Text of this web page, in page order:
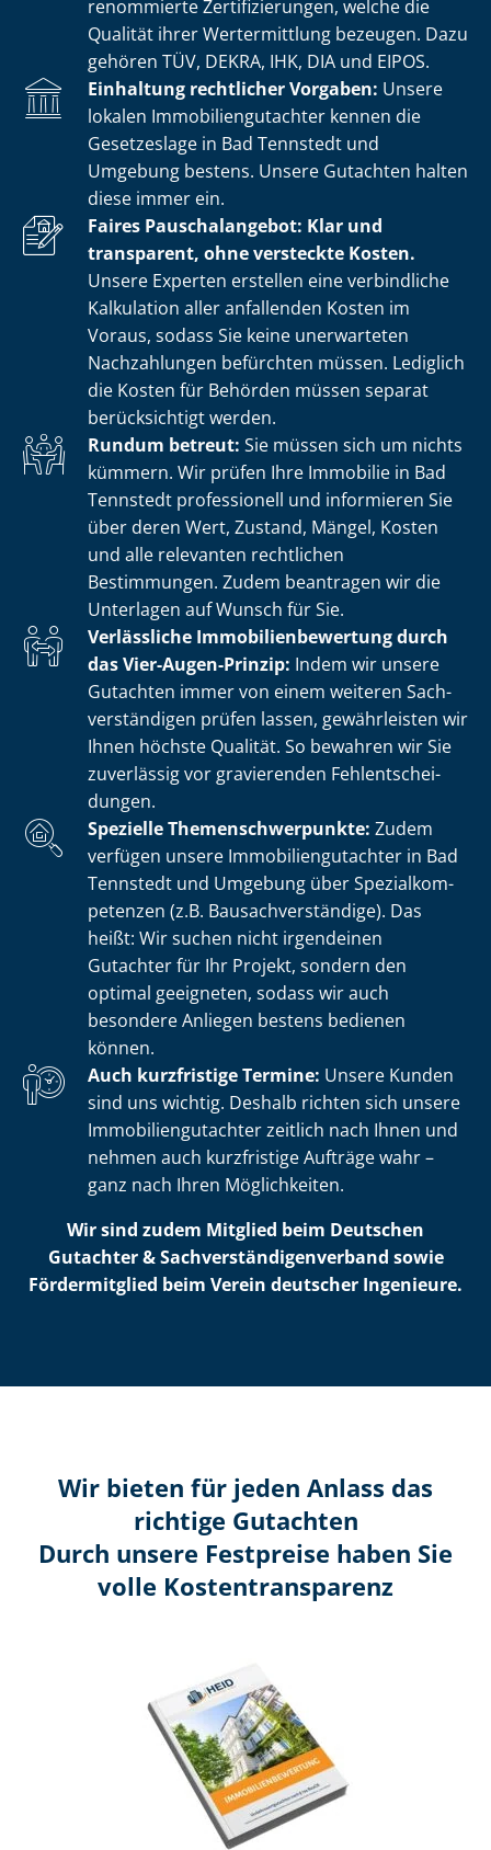
renommierte Zer­ti­fi­zie­run­gen, welche die
Qualität ihrer Wertermittlung bezeugen. Dazu
gehören TÜV, DEKRA, IHK, DIA und EIPOS.
Einhaltung rechtlicher Vorgaben: Unsere
lokalen Im­mo­bi­li­en­gut­ach­ter kennen die
Gesetzeslage in Bad Tennstedt und
Umgebung bestens. Unsere Gutachten halten
diese immer ein.
Faires Pauschalangebot: Klar und
transparent, ohne versteckte Kosten.
Unsere Experten erstellen eine verbindliche
Kalkulation aller anfallenden Kosten im
Voraus, sodass Sie keine unerwarteten
Nachzahlungen befürchten müssen. Lediglich
die Kosten für Behörden müssen separat
berücksichtigt werden.
Rundum betreut: Sie müssen sich um nichts
kümmern. Wir prüfen Ihre Immobilie in Bad
Tennstedt professionell und informieren Sie
über deren Wert, Zustand, Mängel, Kosten
und alle relevanten rechtlichen
Bestimmungen. Zudem beantragen wir die
Unterlagen auf Wunsch für Sie.
Verlässliche Im­mo­bi­li­en­be­wer­tung durch
das Vier-Augen-Prinzip: Indem wir unsere
Gutachten immer von einem weiteren Sach­
ver­stän­di­gen prüfen lassen, gewährleisten wir
Ihnen höchste Qualität. So bewahren wir Sie
zuverlässig vor gravierenden Fehl­ent­schei­
dun­gen.
Spezielle The­men­schwer­punk­te: Zudem
verfügen unsere Im­mo­bi­li­en­gut­ach­ter in Bad
Tennstedt und Umgebung über Spe­zi­al­kom­
pe­ten­zen (z.B. Bau­sach­ver­stän­di­ge). Das
heißt: Wir suchen nicht irgendeinen
Gutachter für Ihr Projekt, sondern den
optimal geeigneten, sodass wir auch
besondere Anliegen bestens bedienen
können.
Auch kurzfristige Termine: Unsere Kunden
sind uns wichtig. Deshalb richten sich unsere
Im­mo­bi­li­en­gut­ach­ter zeitlich nach Ihnen und
nehmen auch kurzfristige Aufträge wahr –
ganz nach Ihren Möglichkeiten.
Wir sind zudem Mitglied beim Deutschen
Gutachter & Sach­ver­stän­di­gen­ver­band sowie
Fördermitglied beim Verein deutscher Ingenieure.
Wir bieten für jeden Anlass das
richtige Gutachten
Durch unsere Festpreise haben Sie
volle Kosten­transparenz